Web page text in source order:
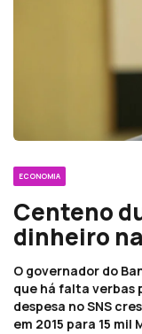
ECONOMIA
Centeno
dinheiro
O governador do
que há falta verbas
despesa no SNS
em 2015 para 15 mil